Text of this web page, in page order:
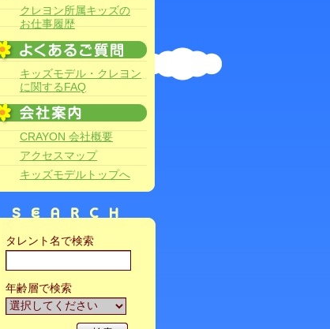
クレヨン所属キッズの
お仕事履歴
キッズモデル・クレヨン
に関するFAQ
CRAYON 会社概要
アクセスマップ
キッズモデルトップへ
タレント名で検索
年齢層で検索